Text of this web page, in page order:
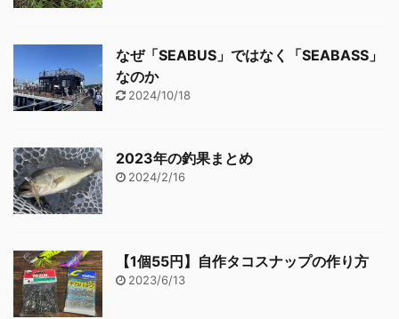
なぜ「SEABUS」ではなく「SEABASS」
なのか
2024/10/18
2023年の釣果まとめ
2024/2/16
【1個55円】自作タコスナップの作り方
2023/6/13